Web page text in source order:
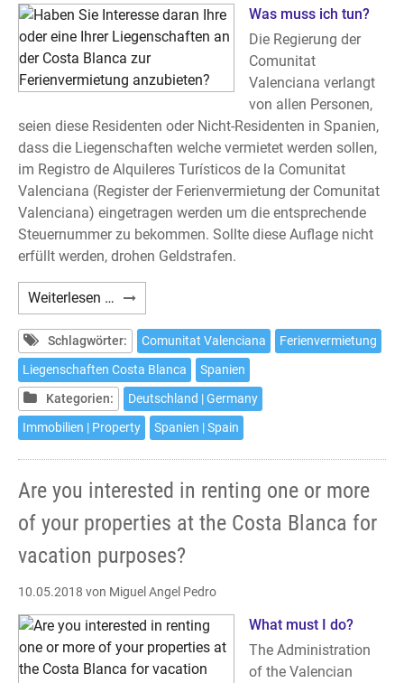
Was muss ich tun?
Die Regierung der
Comunitat
Valenciana verlangt
von allen Personen,
seien diese Residenten oder Nicht-Residenten in Spanien,
dass die Liegenschaften welche vermietet werden sollen,
im Registro de Alquileres Turísticos de la Comunitat
Valenciana (Register der Ferienvermietung der Comunitat
Valenciana) eingetragen werden um die entsprechende
Steuernummer zu bekommen. Sollte diese Auflage nicht
erfüllt werden, drohen Geldstrafen.
Weiterlesen … Haben
Sie
Interesse
daran
Ihre
oder
eine
an
Costa
Blanca
Ferienvermietung
anzubieten?
Schlagwörter: Comunitat Valenciana
Ferienvermietung
Liegenschaften Costa Blanca
Spanien
Kategorien:
Deutschland | Germany
Immobilien | Property
Spanien | Spain
Are you interested in renting one or more
of your properties at the Costa Blanca for
vacation purposes?
10.05.2018 von Miguel Angel Pedro
What must I do?
The Administration
of the Valencian